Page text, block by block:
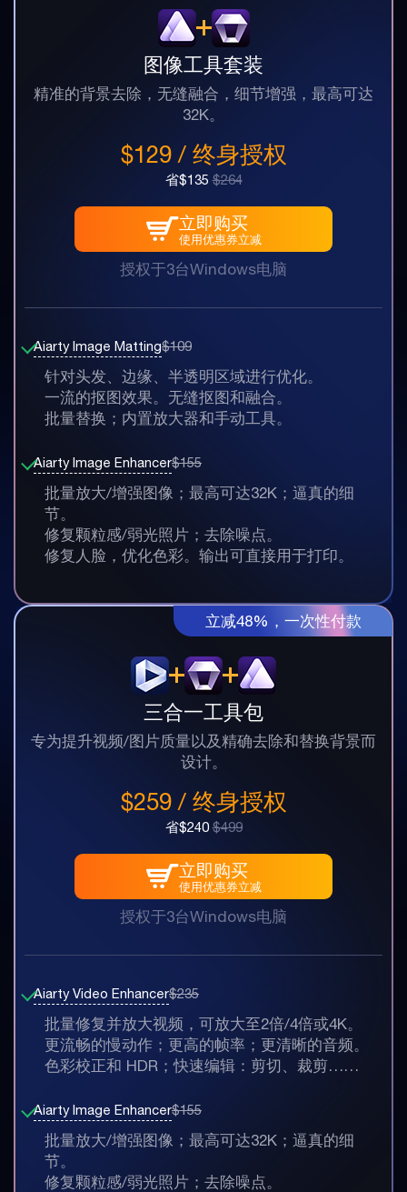
图像工具套装
精准的背景去除，无缝融合，细节增强，最高可达
32K。
$129 / 终身授权
省$135$264
立即购买
使用优惠券立减
授权于3台Windows电脑
Aiarty Image Matting$109
针对头发、边缘、半透明区域进行优化。
一流的抠图效果。无缝抠图和融合。
批量替换；内置放大器和手动工具。
Aiarty Image Enhancer$155
批量放大/增强图像；最高可达32K；逼真的细
节。
修复颗粒感/弱光照片；去除噪点。
修复人脸，优化色彩。输出可直接用于打印。
立即送达
退费
立减48%，一次性付款
三合一工具包
专为提升视频/图片质量以及精确去除和替换背景而
设计。
$259 / 终身授权
省$240$499
立即购买
使用优惠券立减
授权于3台Windows电脑
Aiarty Video Enhancer$235
批量修复并放大视频，可放大至2倍/4倍或4K。
更流畅的慢动作；更高的帧率；更清晰的音频。
色彩校正和 HDR；快速编辑：剪切、裁剪……
Aiarty Image Enhancer$155
批量放大/增强图像；最高可达32K；逼真的细
节。
修复颗粒感/弱光照片；去除噪点。